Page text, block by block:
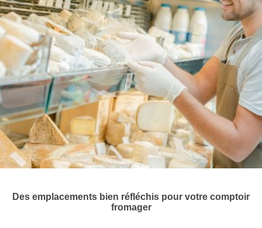
Des emplacements bien réfléchis pour votre comptoir
fromager